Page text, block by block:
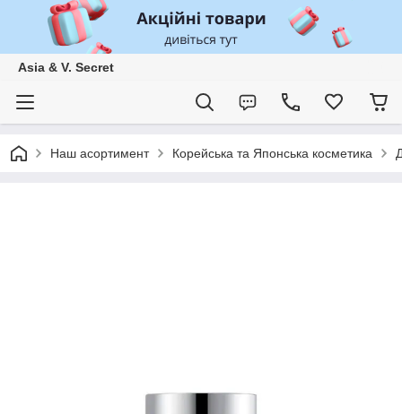
Asia & V. Secret
Наш асортимент Корейська та Японська косметика